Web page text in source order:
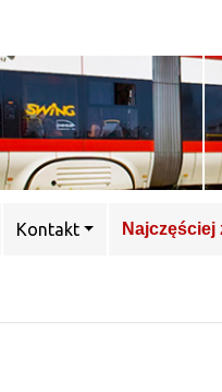
Kontakt Najczęściej